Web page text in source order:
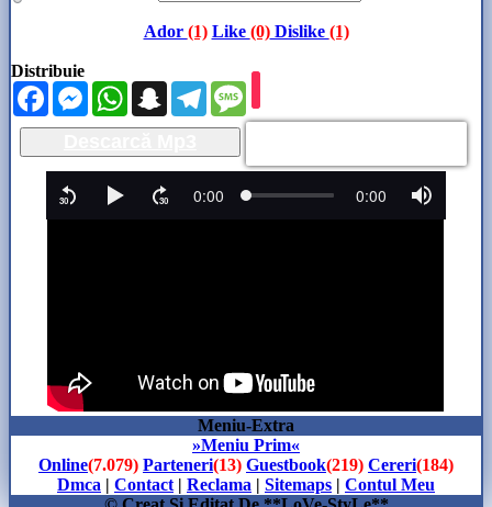
Ador (1) Like (0)Dislike (1)
Distribuie
FacebookMessengerWhatsAppSnapchatTelegram
Meniu-Extra
»Meniu Prim«
Online(7.079) Parteneri(13) Guestbook(219) Cereri(184)
Dmca | Contact | Reclama | Sitemaps | Contul Meu